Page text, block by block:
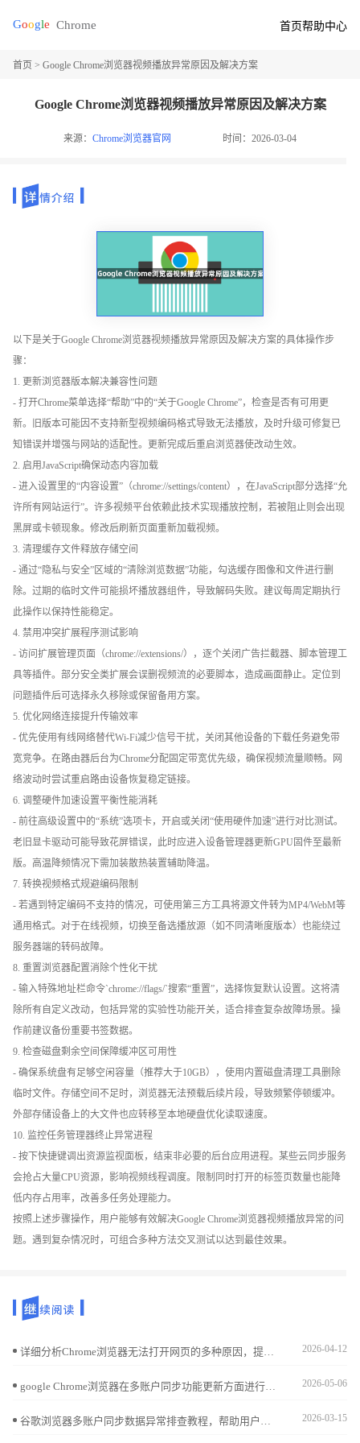
首页帮助中心
首页 > Google Chrome浏览器视频播放异常原因及解决方案
Google Chrome浏览器视频播放异常原因及解决方案
来源：Chrome浏览器官网 时间：2026-03-04
以下是关于Google Chrome浏览器视频播放异常原因及解决方案的具体操作步
骤：
1. 更新浏览器版本解决兼容性问题
- 打开Chrome菜单选择“帮助”中的“关于Google Chrome”，检查是否有可用更
新。旧版本可能因不支持新型视频编码格式导致无法播放，及时升级可修复已
知错误并增强与网站的适配性。更新完成后重启浏览器使改动生效。
2. 启用JavaScript确保动态内容加载
- 进入设置里的“内容设置”（chrome://settings/content），在JavaScript部分选择“允
许所有网站运行”。许多视频平台依赖此技术实现播放控制，若被阻止则会出现
黑屏或卡顿现象。修改后刷新页面重新加载视频。
3. 清理缓存文件释放存储空间
- 通过“隐私与安全”区域的“清除浏览数据”功能，勾选缓存图像和文件进行删
除。过期的临时文件可能损坏播放器组件，导致解码失败。建议每周定期执行
此操作以保持性能稳定。
4. 禁用冲突扩展程序测试影响
- 访问扩展管理页面（chrome://extensions/），逐个关闭广告拦截器、脚本管理工
具等插件。部分安全类扩展会误删视频流的必要脚本，造成画面静止。定位到
问题插件后可选择永久移除或保留备用方案。
5. 优化网络连接提升传输效率
- 优先使用有线网络替代Wi-Fi减少信号干扰，关闭其他设备的下载任务避免带
宽竞争。在路由器后台为Chrome分配固定带宽优先级，确保视频流量顺畅。网
络波动时尝试重启路由设备恢复稳定链接。
6. 调整硬件加速设置平衡性能消耗
- 前往高级设置中的“系统”选项卡，开启或关闭“使用硬件加速”进行对比测试。
老旧显卡驱动可能导致花屏错误，此时应进入设备管理器更新GPU固件至最新
版。高温降频情况下需加装散热装置辅助降温。
7. 转换视频格式规避编码限制
- 若遇到特定编码不支持的情况，可使用第三方工具将源文件转为MP4/WebM等
通用格式。对于在线视频，切换至备选播放源（如不同清晰度版本）也能绕过
服务器端的转码故障。
8. 重置浏览器配置消除个性化干扰
- 输入特殊地址栏命令`chrome://flags/`搜索“重置”，选择恢复默认设置。这将清
除所有自定义改动，包括异常的实验性功能开关，适合排查复杂故障场景。操
作前建议备份重要书签数据。
9. 检查磁盘剩余空间保障缓冲区可用性
- 确保系统盘有足够空闲容量（推荐大于10GB），使用内置磁盘清理工具删除
临时文件。存储空间不足时，浏览器无法预载后续片段，导致频繁停顿缓冲。
外部存储设备上的大文件也应转移至本地硬盘优化读取速度。
10. 监控任务管理器终止异常进程
- 按下快捷键调出资源监视面板，结束非必要的后台应用进程。某些云同步服务
会抢占大量CPU资源，影响视频线程调度。限制同时打开的标签页数量也能降
低内存占用率，改善多任务处理能力。
按照上述步骤操作，用户能够有效解决Google Chrome浏览器视频播放异常的问
题。遇到复杂情况时，可组合多种方法交叉测试以达到最佳效果。
详细分析Chrome浏览器无法打开网页的多种原因，提供实用故障排查步骤和解决方案，帮助用户恢复正常浏览。 2026-04-12
google Chrome浏览器在多账户同步功能更新方面进行了分析，实测结果表明跨设备操作的便捷性显著增强，用户能够更轻松地保持数据一致，实现更高效的跨平台浏览体验。 2026-05-06
谷歌浏览器多账户同步数据异常排查教程，帮助用户识别同步问题并提供优化解决方案，确保跨设备数据完整与高效同步。 2026-03-15